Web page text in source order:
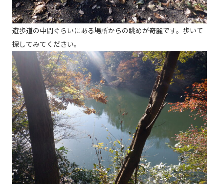
遊歩道の中間ぐらいにある場所からの眺めが奇麗です。歩いて
探してみてください。